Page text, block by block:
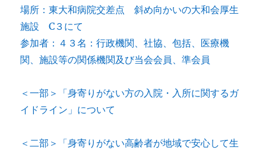
場所：東大和病院交差点 斜め向かいの大和会厚生
施設 C３にて
参加者：４３名：行政機関、社協、包括、医療機
関、施設等の関係機関及び当会会員、準会員
＜一部＞「身寄りがない方の入院・入所に関するガ
イドライン」について
＜二部＞「身寄りがない高齢者が地域で安心して生